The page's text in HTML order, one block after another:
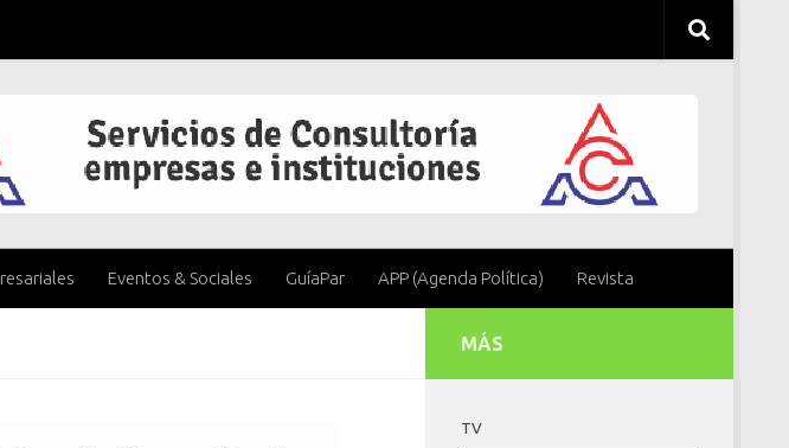
Eventos & Sociales GuíaPar APP (Agenda Política) Revista
MÁS
TV